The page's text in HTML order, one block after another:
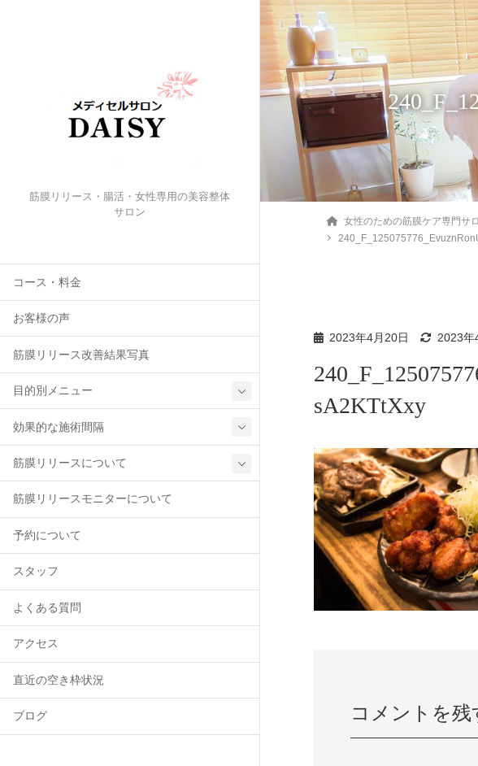
筋膜リリース・腸活・女性専用の美容整体
サロン
コース・料金
お客様の声
筋膜リリース改善結果写真
目的別メニュー
効果的な施術間隔
筋膜リリースについて
筋膜リリースモニターについて
予約について
スタッフ
よくある質問
アクセス
直近の空き枠状況
ブログ
女性のための筋膜ケア専門サ
2023年4月20日 2023年
sA2KTtXxy
コメントを残